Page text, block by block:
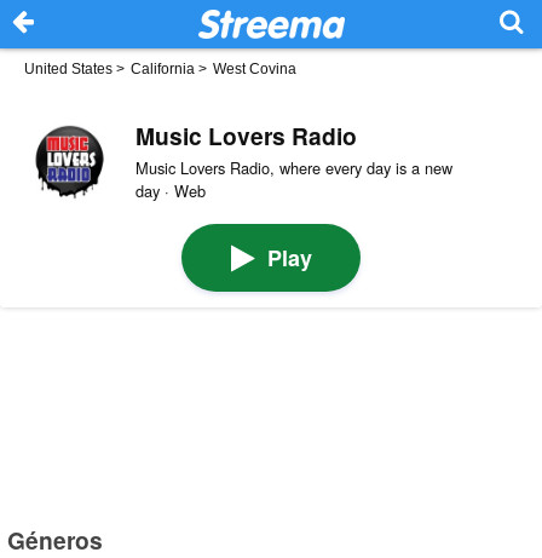
United States > California > West Covina
Music Lovers Radio
Music Lovers Radio, where every day is a new
day · Web
Play
Géneros